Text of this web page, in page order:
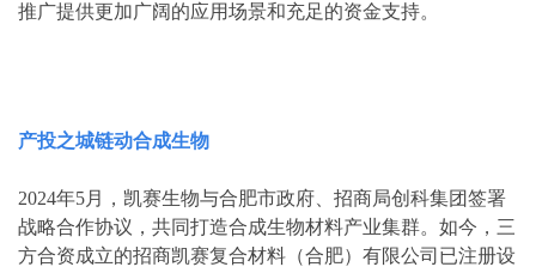
推广提供更加广阔的应用场景和充足的资金支持。
产投之城链动合成生物
2024年5月，凯赛生物与合肥市政府、招商局创科集团签署
战略合作协议，共同打造合成生物材料产业集群。如今，三
方合资成立的招商凯赛复合材料（合肥）有限公司已注册设